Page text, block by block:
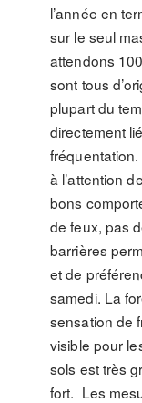
l’année en
sur le seul
attendons
sont tous
plupart du
directement
fréquentation.
à l’attention
bons
de feux, pas
barrières
et de
samedi. La
sensation de
visible pour
sols est très
fort. Les